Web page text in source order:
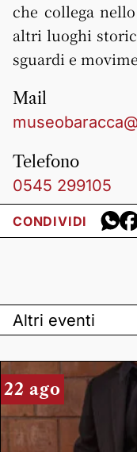
che collega
altri luoghi
sguardi e
Mail
Telefono
0545 299105
CONDIVIDI
Altri eventi
22 ago